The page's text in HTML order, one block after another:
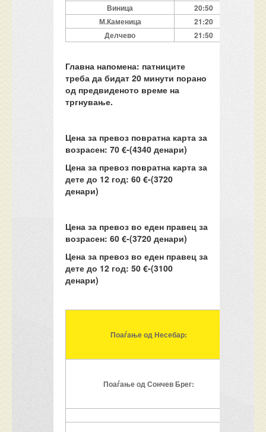
Виница
20:50
М.Каменица
21:20
Делчево
21:50
Главна напомена: патниците
треба да бидат 20 минути порано
од предвиденото време на
тргнување.
Цена за превоз повратна карта за
возрасен: 70 €-(4340 денари)
Цена за превоз повратна карта за
дете до 12 год: 60 €-(3720
денари)
Цена за превоз во еден правец за
возрасен: 60 €-(3720 денари)
Цена за превоз во еден правец за
дете до 12 год: 50 €-(3100
денари)
Поаѓање од Несебар:
Поаѓање од Сончев Брег: